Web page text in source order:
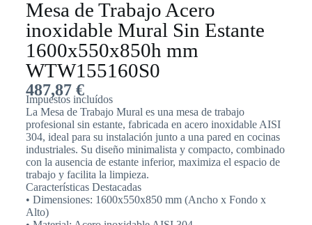
Mesa de Trabajo Acero
inoxidable Mural Sin Estante
1600x550x850h mm
WTW155160S0
487,87 €
Impuestos incluídos
La Mesa de Trabajo Mural es una mesa de trabajo
profesional sin estante, fabricada en acero inoxidable AISI
304, ideal para su instalación junto a una pared en cocinas
industriales. Su diseño minimalista y compacto, combinado
con la ausencia de estante inferior, maximiza el espacio de
trabajo y facilita la limpieza.
Características Destacadas
• Dimensiones: 1600x550x850 mm (Ancho x Fondo x
Alto)